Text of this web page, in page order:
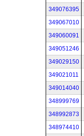
349076395
349067010
349060091
349051246
349029150
349021011
349014040
348999769
348992873
348974410